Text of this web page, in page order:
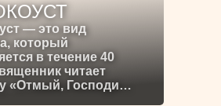
— это вид
который
в течение 40
читает
«Отмый, Господи…